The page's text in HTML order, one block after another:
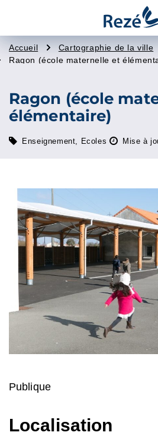
Ville
de
Rezé
Accueil
Cartographie de la ville
Ragon (école maternelle et
Ragon (école
élémentaire)
Enseignement, Ecoles Mise à
Publique
Localisation